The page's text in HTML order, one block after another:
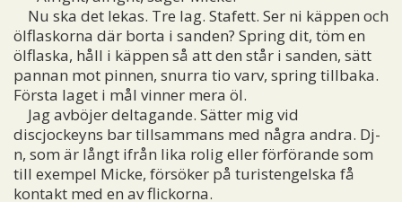
Nu ska det lekas. Tre lag. Stafett. Ser ni käppen och
ölflaskorna där borta i sanden? Spring dit, töm en
ölflaska, håll i käppen så att den står i sanden, sätt
pannan mot pinnen, snurra tio varv, spring tillbaka.
Första laget i mål vinner mera öl.
Jag avböjer deltagande. Sätter mig vid
discjockeyns bar tillsammans med några andra. Dj-
n, som är långt ifrån lika rolig eller förförande som
till exempel Micke, försöker på turistengelska få
kontakt med en av flickorna.